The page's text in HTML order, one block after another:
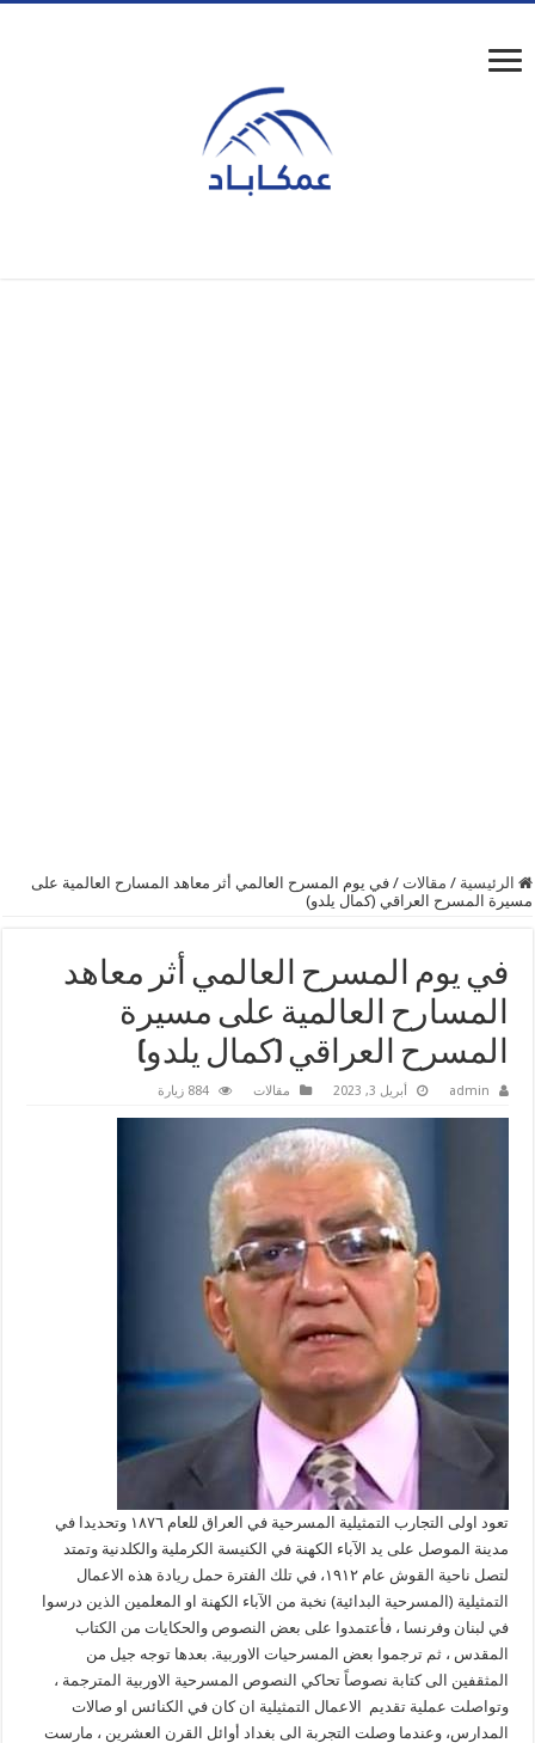
الرئيسية / مقالات / في يوم المسرح العالمي أثر معاهد المسارح العالمية على
مسيرة المسرح العراقي (كمال يلدو)
في يوم المسرح العالمي أثر معاهد
المسارح العالمية على مسيرة
المسرح العراقي (كمال يلدو)
admin أبريل 3, 2023 مقالات 884 زيارة
تعود اولى التجارب التمثيلية المسرحية في العراق للعام ١٨٧٦ وتحديدا في
مدينة الموصل على يد الآباء الكهنة في الكنيسة الكرملية والكلدنية وتمتد
لتصل ناحية القوش عام ١٩١٢، في تلك الفترة حمل ريادة هذه الاعمال
التمثيلية (المسرحية البدائية) نخبة من الآباء الكهنة او المعلمين الذين درسوا
في لبنان وفرنسا ، فأعتمدوا على بعض النصوص والحكايات من الكتاب
المقدس ، ثم ترجموا بعض المسرحيات الاوربية. بعدها توجه جيل من
المثقفين الى كتابة نصوصاً تحاكي النصوص المسرحية الاوربية المترجمة ،
وتواصلت عملية تقديم الاعمال التمثيلية ان كان في الكنائس او صالات
المدارس، وعندما وصلت التجربة الى بغداد أوائل القرن العشرين ، مارست